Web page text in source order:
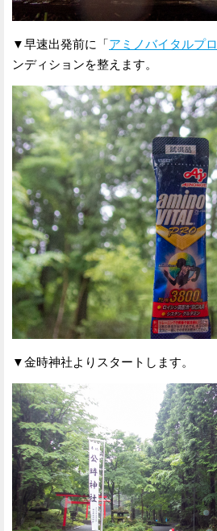
▼早速出発前に「アミノバイタルプロ
ンディションを整えます。
▼金時神社よりスタートします。